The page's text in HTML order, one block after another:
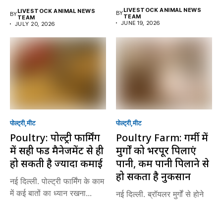
BYLIVESTOCK ANIMAL NEWS
TEAM
JULY 20, 2026
BYLIVESTOCK ANIMAL NEWS
TEAM
JUNE 19, 2026
पोल्ट्री मीट
Poultry: पोल्ट्री फार्मिंग
में सही फीड मैनेजमेंट से ही
हो सकती है ज्यादा कमाई
नई दिल्ली. पोल्ट्री फार्मिंग के काम
में कई बातों का ध्यान रखना...
पोल्ट्री मीट
Poultry Farm: गर्मी में
मुर्गों को भरपूर पिलाएं
पानी, कम पानी पिलाने से
हो सकता है नुकसान
नई दिल्ली. ब्रॉयलर मुर्गों से होने